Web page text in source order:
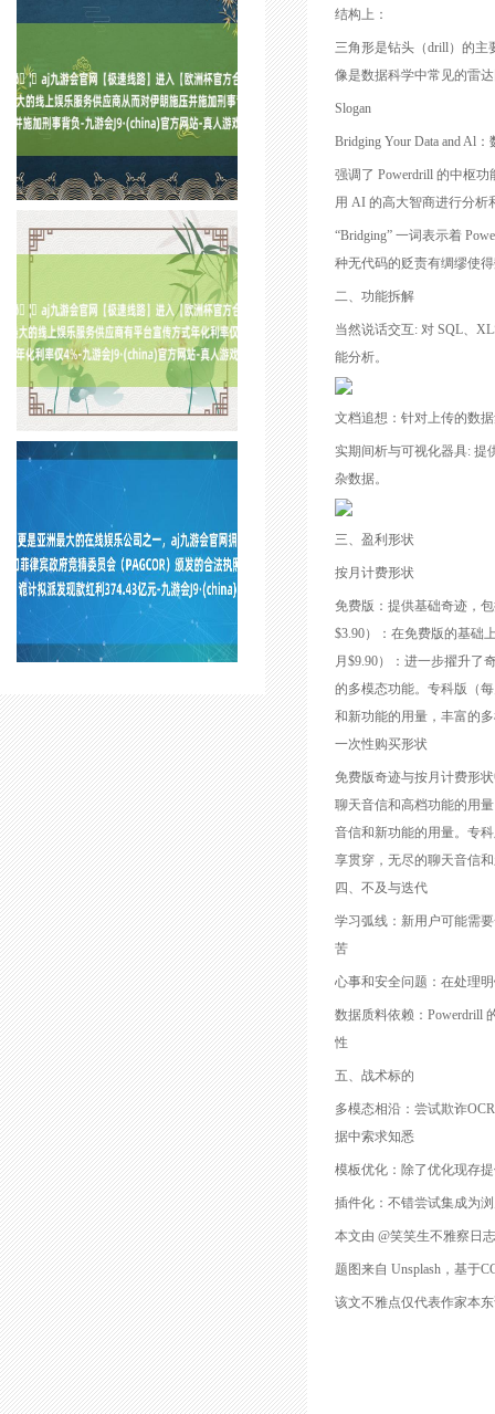
结构上：
三角形是钻头（drill）的主
像是数据科学中常见的雷
Slogan
Bridging Your Data and Al
强调了 Powerdrill 的中枢
用 AI 的高大智商进行分析
“Bridging” 一词表示着
种无代码的贬责有绸缪使
二、功能拆解
当然说话交互: 对 SQL、
能分析。
文档追想：针对上传的数
实期间析与可视化器具: 提
杂数据。
三、盈利形状
按月计费形状
免费版：提供基础奇迹，
$3.90）：在免费版的基础
月$9.90）：进一步擢升了
的多模态功能。专科版（
和新功能的用量，丰富的
一次性购买形状
免费版奇迹与按月计费形
聊天音信和高档功能的用
音信和新功能的用量。专
享贯穿，无尽的聊天音信
四、不及与迭代
学习弧线：新用户可能需
苦
心事和安全问题：在处理
数据质料依赖：Powerdrill
性
五、战术标的
多模态相沿：尝试欺诈
据中索求知悉
模板优化：除了优化现存
插件化：不错尝试集成为
本文由 @笑笑生不雅察日
题图来自 Unsplash，基于
该文不雅点仅代表作家本